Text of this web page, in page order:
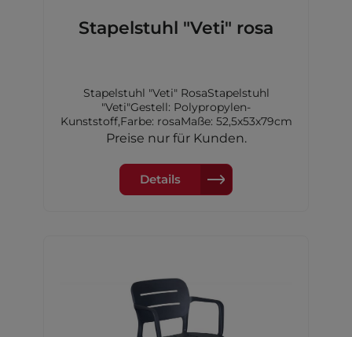
Stapelstuhl "Veti" rosa
Stapelstuhl "Veti" RosaStapelstuhl
"Veti"Gestell: Polypropylen-
Kunststoff,Farbe: rosaMaße: 52,5x53x79cm
Preise nur für Kunden.
Details